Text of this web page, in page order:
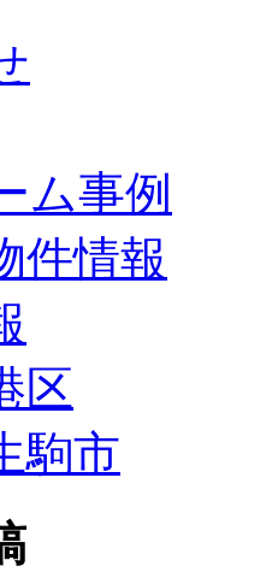
ム事例
件情報
区
駒市